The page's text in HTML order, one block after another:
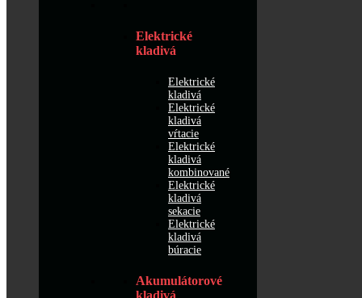
Elektrické
kladivá
Elektrické
kladivá
Elektrické
kladivá
vŕtacie
Elektrické
kladivá
kombinované
Elektrické
kladivá
sekacie
Elektrické
kladivá
búracie
Akumulátorové
kladivá